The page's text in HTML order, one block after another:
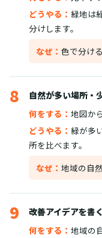
どうやる： 緑地は
分けします。
なぜ： 色で分け
8
自然が多い場所・
何をする： 地図か
どうやる： 緑が多
所を比べます。
なぜ： 地域の自
9
改善アイデアを書く
何をする： 地域の